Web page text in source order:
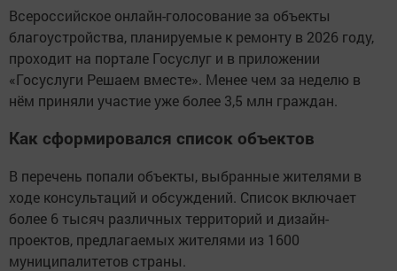
Всероссийское онлайн-голосование за объекты
благоустройства, планируемые к ремонту в 2026 году,
проходит на портале Госуслуг и в приложении
«Госуслуги Решаем вместе». Менее чем за неделю в
нём приняли участие уже более 3,5 млн граждан.
Как сформировался список объектов
В перечень попали объекты, выбранные жителями в
ходе консультаций и обсуждений. Список включает
более 6 тысяч различных территорий и дизайн-
проектов, предлагаемых жителями из 1600
муниципалитетов страны.